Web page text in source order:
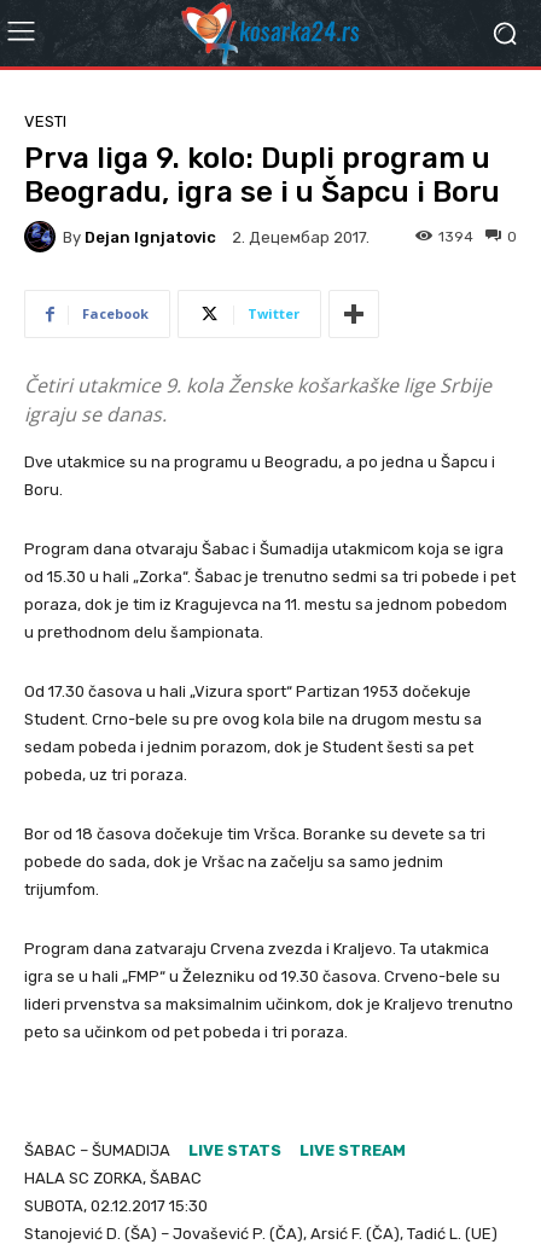
VESTI
Prva liga 9. kolo: Dupli program u
Beogradu, igra se i u Šapcu i Boru
By Dejan Ignjatovic 2. Децембар 2017. 0
1394
Facebook Twitter
Četiri utakmice 9. kola Ženske košarkaške lige Srbije
igraju se danas.
Dve utakmice su na programu u Beogradu, a po jedna u Šapcu i
Boru.
Program dana otvaraju Šabac i Šumadija utakmicom koja se igra
od 15.30 u hali „Zorka“. Šabac je trenutno sedmi sa tri pobede i pet
poraza, dok je tim iz Kragujevca na 11. mestu sa jednom pobedom
u prethodnom delu šampionata.
Od 17.30 časova u hali „Vizura sport“ Partizan 1953 dočekuje
Student. Crno-bele su pre ovog kola bile na drugom mestu sa
sedam pobeda i jednim porazom, dok je Student šesti sa pet
pobeda, uz tri poraza.
Bor od 18 časova dočekuje tim Vršca. Boranke su devete sa tri
pobede do sada, dok je Vršac na začelju sa samo jednim
trijumfom.
Program dana zatvaraju Crvena zvezda i Kraljevo. Ta utakmica
igra se u hali „FMP“ u Železniku od 19.30 časova. Crveno-bele su
lideri prvenstva sa maksimalnim učinkom, dok je Kraljevo trenutno
peto sa učinkom od pet pobeda i tri poraza.
ŠABAC – ŠUMADIJA LIVE STATS
LIVE STREAM
HALA SC ZORKA, ŠABAC
SUBOTA, 02.12.2017 15:30
Stanojević D. (ŠA) – Jovašević P. (ČA), Arsić F. (ČA), Tadić L. (UE)